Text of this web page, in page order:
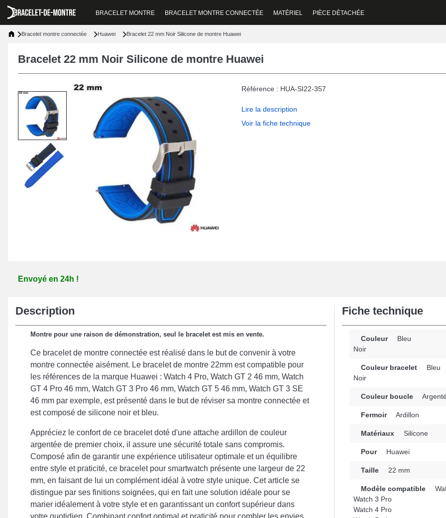
BRACELET MONTRE BRACELET MONTRE CONNECTÉE MATÉRIEL PIÈCE DÉTACHÉE
Bracelet montre connectée Huawei Bracelet 22 mm Noir Silicone de montre Huawei
Bracelet 22 mm Noir Silicone de montre Huawei
Référence : HUA-SI22-357
Lire la description
Voir la fiche technique
Envoyé en 24h !
Description
Montre pour une raison de démonstration, seul le bracelet est mis en vente.
Ce bracelet de montre connectée est réalisé dans le but de convenir à votre
montre connectée aisément. Le bracelet de montre 22mm est compatible pour
les références de la marque Huawei : Watch 4 Pro, Watch GT 2 46 mm, Watch
GT 4 Pro 46 mm, Watch GT 3 Pro 46 mm, Watch GT 5 46 mm, Watch GT 3 SE
46 mm par exemple, est présenté dans le but de réviser sa montre connectée et
est composé de silicone noir et bleu.
Appréciez le confort de ce bracelet doté d'une attache ardillon de couleur
argentée de premier choix, il assure une sécurité totale sans compromis.
Composé afin de garantir une expérience utilisateur optimale et un équilibre
entre style et praticité, ce bracelet pour smartwatch présente une largeur de 22
mm, en faisant de lui un complément idéal à votre style unique. Cet article se
distingue par ses finitions soignées, qui en fait une solution idéale pour se
marier idéalement à votre style et en garantissant un confort supérieur dans
votre quotidien. Combinant confort optimal et praticité pour combler les envies
Fiche technique
Couleur
Bleu
Noir
Couleur bracelet
Bleu
Noir
Couleur boucle
Fermoir Ardillon
Matériaux Silicone
Pour Huawei
Taille 22 mm
Modèle compatible
Watch 3 Pro
Watch 4 Pro